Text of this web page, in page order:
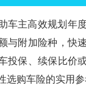
车主高效规划年
与附加险种，快
投保、续保比价
选购车险的实用参